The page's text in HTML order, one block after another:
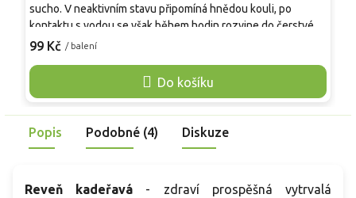
99 Kč / balení
Do košíku
sucho. V neaktivním stavu připomíná hnědou kouli, po
kontaktu s vodou se však během hodin rozvine do čerstvé,
zelené podoby podobné kapradině. Rostlina dosahuje v
dekoraci pro ty, kdo hledají netradiční rostlinu s dynamickou
proměnou, kterou tento kultivar nabízí.
Popis Podobné (4) Diskuze
Reveň kadeřavá - zdraví prospěšná vytrvalá